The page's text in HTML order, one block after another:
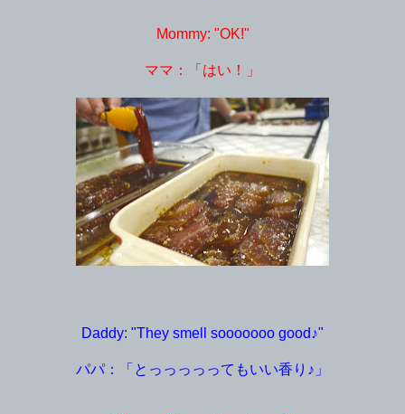
Mommy: "OK!"
ママ：「はい！」
Daddy: "They smell sooooooo good♪"
パパ：「とっっっっってもいい香り♪」